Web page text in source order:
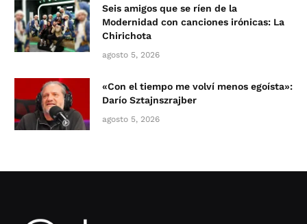
Seis amigos que se ríen de la
Modernidad con canciones irónicas: La
Chirichota
agosto 5, 2026
«Con el tiempo me volví menos egoísta»:
Darío Sztajnszrajber
agosto 5, 2026